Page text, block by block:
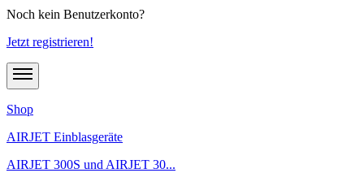
Noch kein Benutzerkonto?
Jetzt registrieren!
Shop
AIRJET Einblasgeräte
AIRJET 300S und AIRJET 30...